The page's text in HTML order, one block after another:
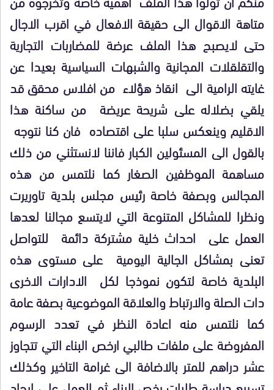
متاهة الاقوال الى حقيقة الافعال في اقرب الاجال
حتى لايصبح هذا الملف عرضة للمضاربات التجارية
والتقلقلات المجانية والشبهات السياسية بعيدا عن
غايته الرامية الى انقاذ هؤلاء من افلاس محقق قد
يلقي بضلاله على شريحة عريضة من ساكنة هذا
الاقليم وينعكس سلبا على اقتصاده فان كنا نتوجه
بالقول الى المسئولين الكبار فاننا لانستثني من ذلك
مساهمة الموظفين الصغار كما نلتمس من هذه
المجالس وبصفة خاصة رئيس مجلس بلدية تاوريرت
ونظرا للمشاكل المتنوعة التي لايتسع مجالنا لعدها
العمل على احداث خلية مشتركة دائمة للتواصل
تعنى بمشاكل الجالية اليومية على مستوى هذه
البلدية خاصة لتكون نموذجا لكل الادارات الاخرى
دات الصلة والارتباط والعلاقة الموضوعية بصفة عامة
كما نلتمس منه اعادة النظر في تعدد الرسوم
المفروضة على ملفات طالبي ارخص البناء التي تتجاوز
عشر دراهم للمتر بالاضافة الى غرامة التاخير وكذلك